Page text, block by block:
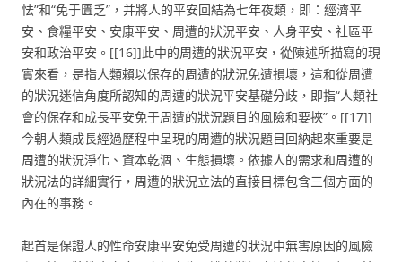
怯”和“免于匱乏”，并將人的平安回結為七年夜類，即：經濟平
安、食糧平安、安康平安、周遭的狀況平安、人身平安、社區平
安和政治平安。[[16]]此中的周遭的狀況平安，從陳述所描寫的現
實來看，是指人類賴以保存的周遭的狀況免遭損壞，這和從周遭
的狀況迷信角度所認知的周遭的狀況平安基礎分歧，即指“人類社
會的保存和成長平安免于周遭的狀況題目的風險和要挾”。[[17]]
今朝人類成長經過歷程中呈現的周遭的狀況題目回納起來重要是
周遭的狀況淨化、資本乾涸、生態損壞。依據人的需求和周遭的
狀況法的詳細實行，周遭的狀況立法的直接目標包含三個方面的
內在的事務。
起首是保證人的性命安康平安免受周遭的狀況中無害原因的風險